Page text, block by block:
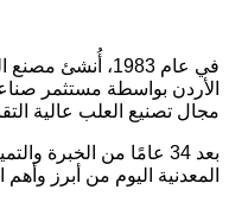
في عام 1983،
الأردن بواسطة مستثمر
مجال تصنيع العلب عالية
بعد 34 عامًا من الخبرة
المعدنية اليوم من أبرز